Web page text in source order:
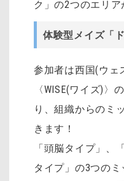
ク」の2つのエリア
体験型メイズ「
参加者は西国(ウェ
〈WISE(ワイズ)〉
り、組織からのミ
きます！
「頭脳タイプ」、
タイプ」の3つのミ